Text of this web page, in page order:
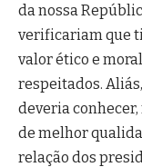
da nossa
verificariam que
valor ético e
respeitados.
deveria conhecer,
de melhor
relação dos